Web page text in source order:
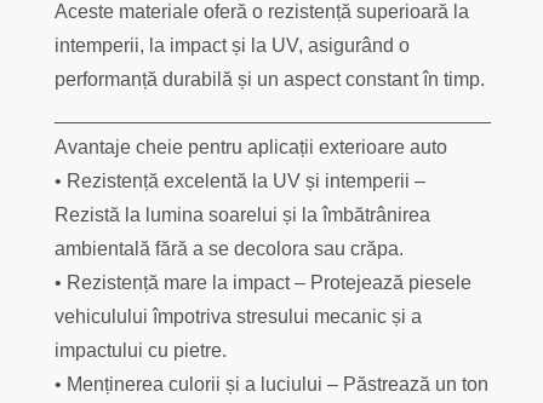
Aceste materiale oferă o rezistență superioară la
intemperii, la impact și la UV, asigurând o
performanță durabilă și un aspect constant în timp.
Avantaje cheie pentru aplicații exterioare auto
• Rezistență excelentă la UV și intemperii –
Rezistă la lumina soarelui și la îmbătrânirea
ambientală fără a se decolora sau crăpa.
• Rezistență mare la impact – Protejează piesele
vehiculului împotriva stresului mecanic și a
impactului cu pietre.
• Menținerea culorii și a luciului – Păstrează un ton